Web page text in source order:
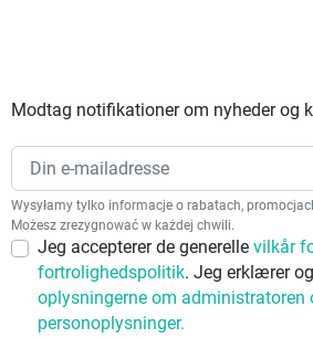
Modtag notifikationer om nyheder og
Wysyłamy tylko informacje o rabatach,
Możesz zrezygnować w każdej chwili.
Jeg accepterer de generelle vilkår
fortrolighedspolitik. Jeg erklærer
oplysningerne om administratoren
personoplysninger.